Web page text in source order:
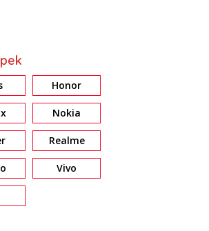
&
Review Galaxy A37 5G:
Honor
Nokia
Realme
Vivo